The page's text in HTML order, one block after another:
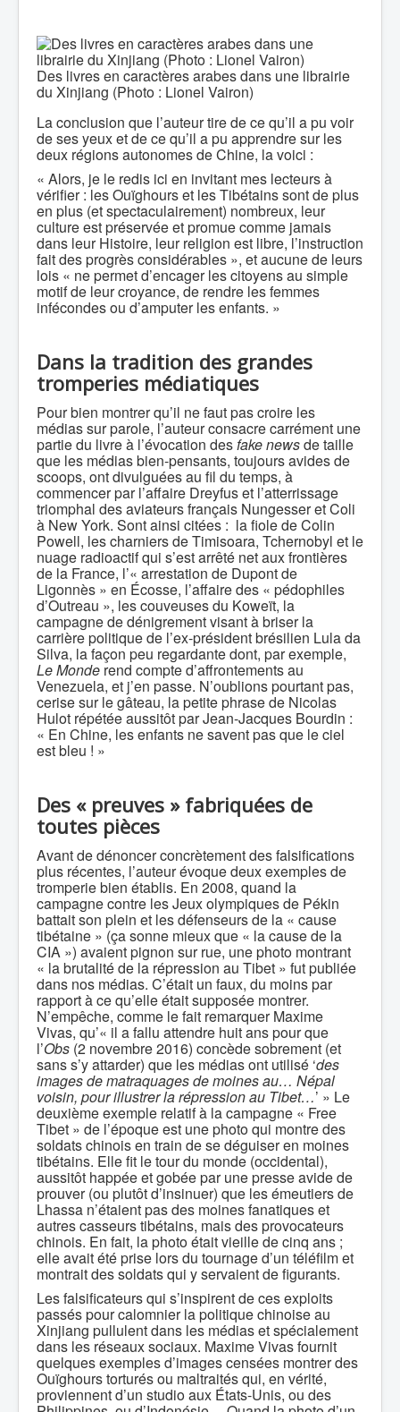
Des livres en caractères arabes dans une librairie
du Xinjiang (Photo : Lionel Vairon)
La conclusion que l’auteur tire de ce qu’il a pu voir
de ses yeux et de ce qu’il a pu apprendre sur les
deux régions autonomes de Chine, la voici :
« Alors, je le redis ici en invitant mes lecteurs à
vérifier : les Ouïghours et les Tibétains sont de plus
en plus (et spectaculairement) nombreux, leur
culture est préservée et promue comme jamais
dans leur Histoire, leur religion est libre, l’instruction
fait des progrès considérables », et aucune de leurs
lois « ne permet d’encager les citoyens au simple
motif de leur croyance, de rendre les femmes
infécondes ou d’amputer les enfants. »
Dans la tradition des grandes
tromperies médiatiques
Pour bien montrer qu’il ne faut pas croire les
médias sur parole, l’auteur consacre carrément une
partie du livre à l’évocation desfake newsde taille
que les médias bien-pensants, toujours avides de
scoops, ont divulguées au fil du temps, à
commencer par l’affaire Dreyfus et l’atterrissage
triomphal des aviateurs français Nungesser et Coli
à New York. Sont ainsi citées : la fiole de Colin
Powell, les charniers de Timisoara, Tchernobyl et le
nuage radioactif qui s’est arrêté net aux frontières
de la France, l’« arrestation de Dupont de
Ligonnès » en Écosse, l’affaire des « pédophiles
d’Outreau », les couveuses du Koweït, la
campagne de dénigrement visant à briser la
carrière politique de l’ex-président brésilien Lula da
Silva, la façon peu regardante dont, par exemple,
Le Monde rend compte d’affrontements au
Venezuela, et j’en passe. N’oublions pourtant pas,
cerise sur le gâteau, la petite phrase de Nicolas
Hulot répétée aussitôt par Jean-Jacques Bourdin :
« En Chine, les enfants ne savent pas que le ciel
est bleu ! »
Des « preuves » fabriquées de
toutes pièces
Avant de dénoncer concrètement des falsifications
plus récentes, l’auteur évoque deux exemples de
tromperie bien établis. En 2008, quand la
campagne contre les Jeux olympiques de Pékin
battait son plein et les défenseurs de la « cause
tibétaine » (ça sonne mieux que « la cause de la
CIA ») avaient pignon sur rue, une photo montrant
« la brutalité de la répression au Tibet » fut publiée
dans nos médias. C’était un faux, du moins par
rapport à ce qu’elle était supposée montrer.
N’empêche, comme le fait remarquer Maxime
Vivas, qu’« il a fallu attendre huit ans pour que
l’Obs (2 novembre 2016) concède sobrement (et
sans s’y attarder) que les médias ont utilisé ‘des
images de matraquages de moines au… Népal
voisin, pour illustrer la répression au Tibet…’ » Le
deuxième exemple relatif à la campagne « Free
Tibet » de l’époque est une photo qui montre des
soldats chinois en train de se déguiser en moines
tibétains. Elle fit le tour du monde (occidental),
aussitôt happée et gobée par une presse avide de
prouver (ou plutôt d’insinuer) que les émeutiers de
Lhassa n’étaient pas des moines fanatiques et
autres casseurs tibétains, mais des provocateurs
chinois. En fait, la photo était vieille de cinq ans ;
elle avait été prise lors du tournage d’un téléfilm et
montrait des soldats qui y servaient de figurants.
Les falsificateurs qui s’inspirent de ces exploits
passés pour calomnier la politique chinoise au
Xinjiang pullulent dans les médias et spécialement
dans les réseaux sociaux. Maxime Vivas fournit
quelques exemples d’images censées montrer des
Ouïghours torturés ou maltraités qui, en vérité,
proviennent d’un studio aux États-Unis, ou des